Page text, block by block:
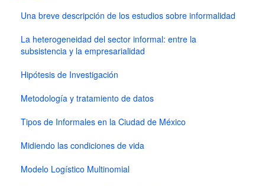
Una breve descripción de los estudios sobre informalidad
La heterogeneidad del sector informal: entre la
subsistencia y la empresarialidad
Hipótesis de Investigación
Metodología y tratamiento de datos
Tipos de Informales en la Ciudad de México
Midiendo las condiciones de vida
Modelo Logístico Multinomial